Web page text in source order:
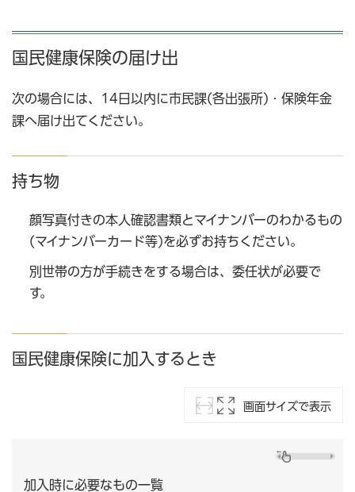
国民健康保険の届け出
次の場合には、14日以内に市民課(各出張所)・保険年金
課へ届け出てください。
持ち物
顔写真付きの本人確認書類とマイナンバーのわかるもの
(マイナンバーカード等)を必ずお持ちください。
別世帯の方が手続きをする場合は、委任状が必要で
す。
国民健康保険に加入するとき
画面サイズで表示
加入時に必要なもの一覧